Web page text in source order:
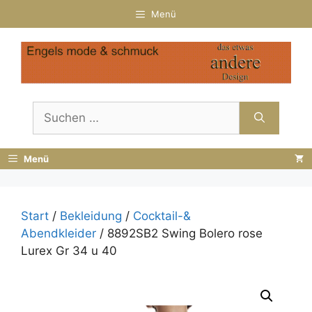
Inhalt
springen
Menü
nach:
Menü
Start / Bekleidung / Cocktail-&
Abendkleider / 8892SB2 Swing Bolero rose
Lurex Gr 34 u 40